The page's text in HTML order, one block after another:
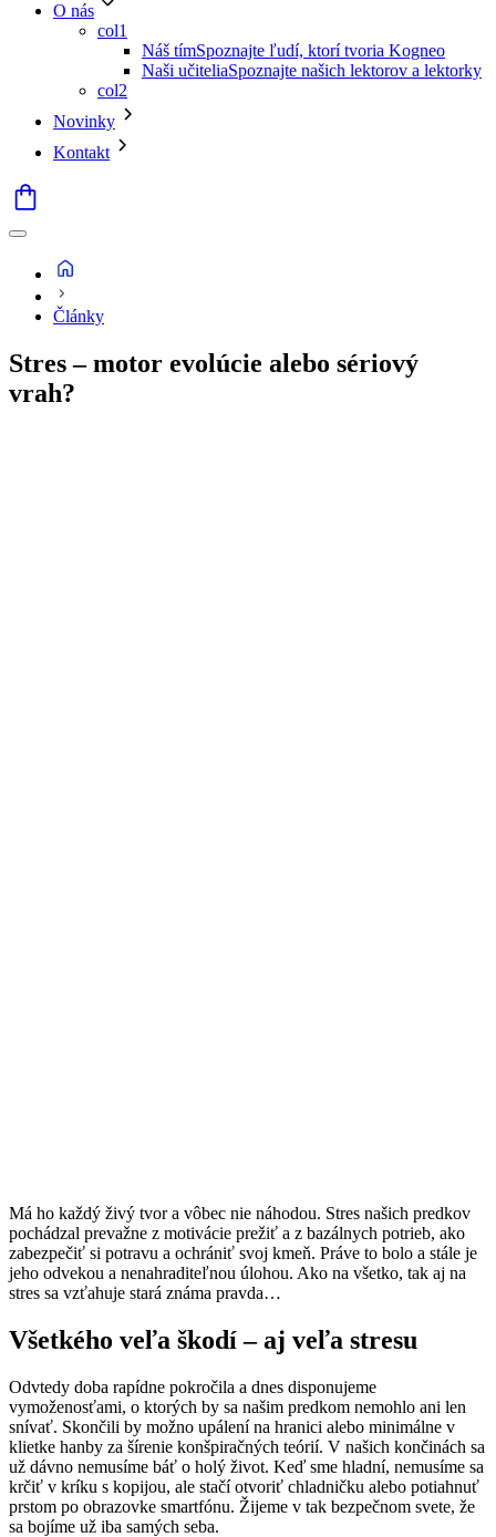
O nás
col1
Náš tímSpoznajte ľudí, ktorí tvoria Kogneo
Naši učiteliaSpoznajte našich lektorov a lektorky
col2
Novinky
Kontakt
Články
Stres – motor evolúcie alebo sériový
vrah?
Má ho každý živý tvor a vôbec nie náhodou. Stres našich predkov
pochádzal prevažne z motivácie prežiť a z bazálnych potrieb, ako
zabezpečiť si potravu a ochrániť svoj kmeň. Práve to bolo a stále je
jeho odvekou a nenahraditeľnou úlohou. Ako na všetko, tak aj na
stres sa vzťahuje stará známa pravda…
Všetkého veľa škodí – aj veľa stresu
Odvtedy doba rapídne pokročila a dnes disponujeme
vymoženosťami, o ktorých by sa našim predkom nemohlo ani len
snívať. Skončili by možno upálení na hranici alebo minimálne v
klietke hanby za šírenie konšpiračných teórií. V našich končinách sa
už dávno nemusíme báť o holý život. Keď sme hladní, nemusíme sa
krčiť v kríku s kopijou, ale stačí otvoriť chladničku alebo potiahnuť
prstom po obrazovke smartfónu. Žijeme v tak bezpečnom svete, že
sa bojíme už iba samých seba.